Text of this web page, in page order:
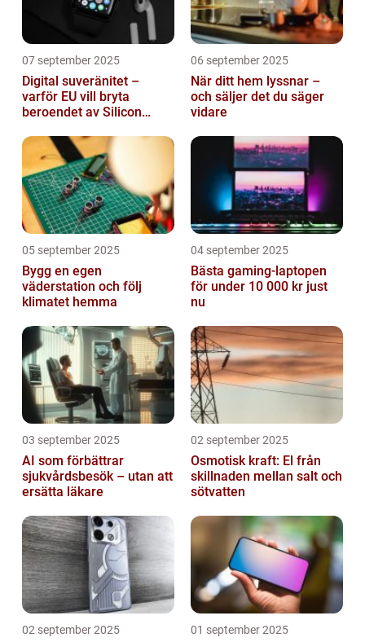
07 september 2025
Digital suveränitet –
varför EU vill bryta
beroendet av Silicon
06 september 2025
När ditt hem lyssnar –
och säljer det du säger
vidare
05 september 2025
Bygg en egen
väderstation och följ
klimatet hemma
04 september 2025
Bästa gaming-laptopen
för under 10 000 kr just
nu
03 september 2025
AI som förbättrar
sjukvårdsbesök – utan att
ersätta läkare
02 september 2025
Osmotisk kraft: El från
skillnaden mellan salt och
sötvatten
02 september 2025 01 september 2025